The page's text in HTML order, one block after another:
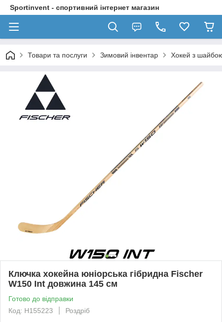
Sportinvent - спортивний інтернет магазин
Товари та послуги Зимовий інвентар Хокей з
Ключка хокейна юніорська гібридна Fischer
W150 Int довжина 145 см
Готово до відправки
Код: H155223
Роздріб